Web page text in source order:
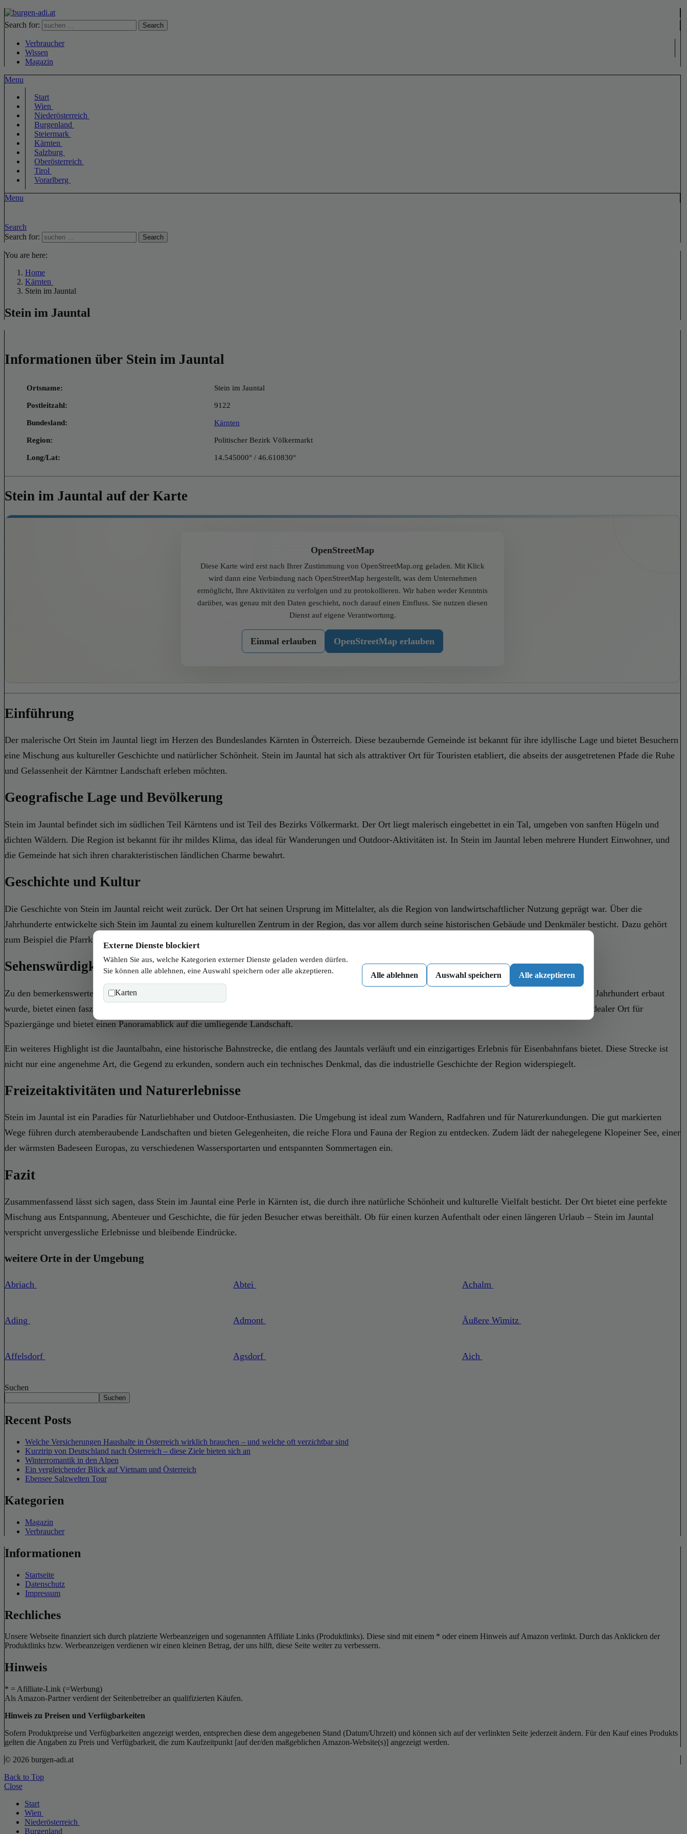
Search for: Search
Verbraucher
Wissen
Magazin
Menu
Start
Wien
Niederösterreich
Burgenland
Steiermark
Kärnten
Salzburg
Oberösterreich
Tirol
Vorarlberg
Menu
Search
Search for:
Search
You are here:
Home
Kärnten
Stein im Jauntal
Stein im Jauntal
Informationen über Stein im Jauntal
Ortsname: Stein im Jauntal
Postleitzahl: 9122
Bundesland: Kärnten
Region: Politischer Bezirk Völkermarkt
Long/Lat: 14.545000° / 46.610830°
Stein im Jauntal auf der Karte
OpenStreetMap
Diese Karte wird erst nach Ihrer Zustimmung von OpenStreetMap.org geladen. Mit Klick
wird dann eine Verbindung nach OpenStreetMap hergestellt, was dem Unternehmen
ermöglicht, Ihre Aktivitäten zu verfolgen und zu protokollieren. Wir haben weder Kenntnis
darüber, was genau mit den Daten geschieht, noch darauf einen Einfluss. Sie nutzen diesen
Dienst auf eigene Verantwortung.
Einmal erlauben OpenStreetMap erlauben
Einführung
Der malerische Ort Stein im Jauntal liegt im Herzen des Bundeslandes Kärnten in Österreich. Diese bezaubernde Gemeinde ist bekannt für ihre idyllische Lage und bietet Besuchern
eine Mischung aus kultureller Geschichte und natürlicher Schönheit. Stein im Jauntal hat sich als attraktiver Ort für Touristen etabliert, die abseits der ausgetretenen Pfade die Ruhe
und Gelassenheit der Kärntner Landschaft erleben möchten.
Geografische Lage und Bevölkerung
Stein im Jauntal befindet sich im südlichen Teil Kärntens und ist Teil des Bezirks Völkermarkt. Der Ort liegt malerisch eingebettet in ein Tal, umgeben von sanften Hügeln und
dichten Wäldern. Die Region ist bekannt für ihr mildes Klima, das ideal für Wanderungen und Outdoor-Aktivitäten ist. In Stein im Jauntal leben mehrere Hundert Einwohner, und
die Gemeinde hat sich ihren charakteristischen ländlichen Charme bewahrt.
Geschichte und Kultur
Die Geschichte von Stein im Jauntal reicht weit zurück. Der Ort hat seinen Ursprung im Mittelalter, als die Region von landwirtschaftlicher Nutzung geprägt war. Über die
Jahrhunderte entwickelte sich Stein im Jauntal zu einem kulturellen Zentrum in der Region, das vor allem durch seine historischen Gebäude und Denkmäler besticht. Dazu gehört
zum Beispiel die Pfarrkirche, ein beeindruckendes Beispiel gotischer Architektur, die im 15. Jahrhundert errichtet wurde.
Sehenswürdigkeiten in Stein im Jauntal
Zu den bemerkenswerten Sehenswürdigkeiten in Stein im Jauntal gehört das Schloss Stein, das auf einem Hügel über dem Ort thront. Das Schloss, das im 16. Jahrhundert erbaut
wurde, bietet einen faszinierenden Einblick in die Geschichte der Region und ist ein beliebter Anziehungspunkt für Touristen. Zudem ist der Schlosspark ein idealer Ort für
Spaziergänge und bietet einen Panoramablick auf die umliegende Landschaft.
Ein weiteres Highlight ist die Jauntalbahn, eine historische Bahnstrecke, die entlang des Jauntals verläuft und ein einzigartiges Erlebnis für Eisenbahnfans bietet. Diese Strecke ist
nicht nur eine angenehme Art, die Gegend zu erkunden, sondern auch ein technisches Denkmal, das die industrielle Geschichte der Region widerspiegelt.
Freizeitaktivitäten und Naturerlebnisse
Stein im Jauntal ist ein Paradies für Naturliebhaber und Outdoor-Enthusiasten. Die Umgebung ist ideal zum Wandern, Radfahren und für Naturerkundungen. Die gut markierten
Wege führen durch atemberaubende Landschaften und bieten Gelegenheiten, die reiche Flora und Fauna der Region zu entdecken. Zudem lädt der nahegelegene Klopeiner See, einer
der wärmsten Badeseen Europas, zu verschiedenen Wassersportarten und entspannten Sommertagen ein.
Fazit
Zusammenfassend lässt sich sagen, dass Stein im Jauntal eine Perle in Kärnten ist, die durch ihre natürliche Schönheit und kulturelle Vielfalt besticht. Der Ort bietet eine perfekte
Mischung aus Entspannung, Abenteuer und Geschichte, die für jeden Besucher etwas bereithält. Ob für einen kurzen Aufenthalt oder einen längeren Urlaub – Stein im Jauntal
verspricht unvergessliche Erlebnisse und bleibende Eindrücke.
weitere Orte in der Umgebung
Abriach Abtei Achalm
Ading Admont Äußere Wimitz
Affelsdorf Agsdorf Aich
Suchen
Suchen
Recent Posts
Welche Versicherungen Haushalte in Österreich wirklich brauchen – und welche oft verzichtbar sind
Kurztrip von Deutschland nach Österreich – diese Ziele bieten sich an
Winterromantik in den Alpen
Ein vergleichender Blick auf Vietnam und Österreich
Ebensee Salzwelten Tour
Kategorien
Magazin
Verbraucher
Informationen
Startseite
Datenschutz
Impressum
Rechliches
Unsere Webseite finanziert sich durch platzierte Werbeanzeigen und sogenannten Affiliate Links (Produktlinks). Diese sind mit einem * oder einem Hinweis auf Amazon verlinkt. Durch das Anklicken der
Produktlinks bzw. Werbeanzeigen verdienen wir einen kleinen Betrag, der uns hilft, diese Seite weiter zu verbessern.
Hinweis
* = Afilliate-Link (=Werbung)
Als Amazon-Partner verdient der Seitenbetreiber an qualifizierten Käufen.
Hinweis zu Preisen und Verfügbarkeiten
Sofern Produktpreise und Verfügbarkeiten angezeigt werden, entsprechen diese dem angegebenen Stand (Datum/Uhrzeit) und können sich auf der verlinkten Seite jederzeit ändern. Für den Kauf eines Produkts
gelten die Angaben zu Preis und Verfügbarkeit, die zum Kaufzeitpunkt [auf der/den maßgeblichen Amazon-Website(s)] angezeigt werden.
© 2026 burgen-adi.at
Back to Top
Close
Start
Wien
Niederösterreich
Burgenland
Externe Dienste blockiert
Wählen Sie aus, welche Kategorien externer Dienste geladen werden dürfen.
Sie können alle ablehnen, eine Auswahl speichern oder alle akzeptieren.
Karten
Alle ablehnen Auswahl speichern Alle akzeptieren